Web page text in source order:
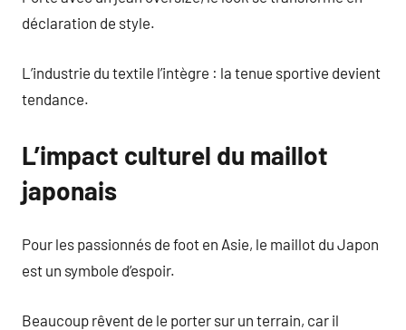
déclaration de style.
L’industrie du textile l’intègre : la tenue sportive devient
tendance.
L’impact culturel du maillot
japonais
Pour les passionnés de foot en Asie, le maillot du Japon
est un symbole d’espoir.
Beaucoup rêvent de le porter sur un terrain, car il